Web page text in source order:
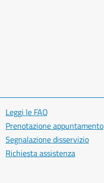
Leggi le FAQ
Prenotazione appuntamento
Segnalazione disservizio
Richiesta assistenza